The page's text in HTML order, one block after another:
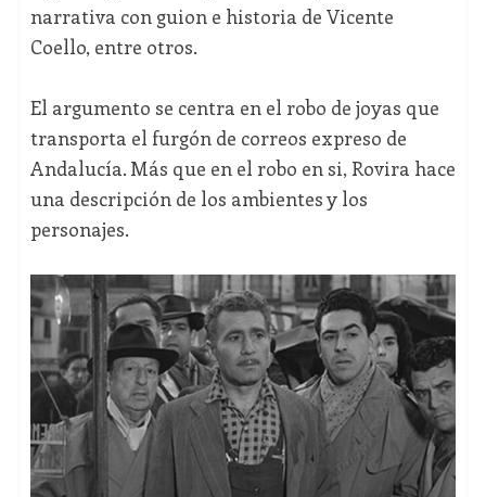
narrativa con guion e historia de Vicente
Coello, entre otros.
El argumento se centra en el robo de joyas que
transporta el furgón de correos expreso de
Andalucía. Más que en el robo en si, Rovira hace
una descripción de los ambientes y los
personajes.